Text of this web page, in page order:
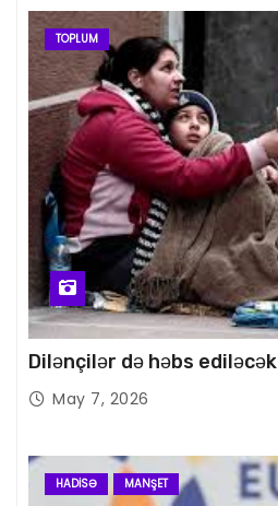
TOPLUM
Dilənçilər də həbs ediləcək
May 7, 2026
HADISƏ MANŞET